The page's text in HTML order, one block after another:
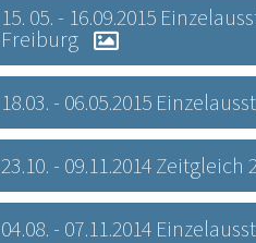
15. 05. - 16.09.2015
Freiburg
18.03. - 06.05.2015
23.10. - 09.11.2014
04.08. - 07.11.2014